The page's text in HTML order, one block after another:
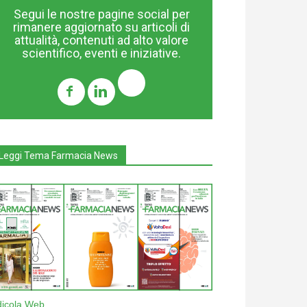
Segui le nostre pagine social per
rimanere aggiornato su articoli di
attualità, contenuti ad alto valore
scientifico, eventi e iniziative.
Tema Farmacia News
Web